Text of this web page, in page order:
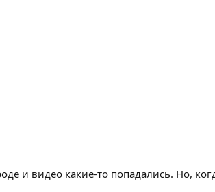
и видео какие-то попадались. Но,